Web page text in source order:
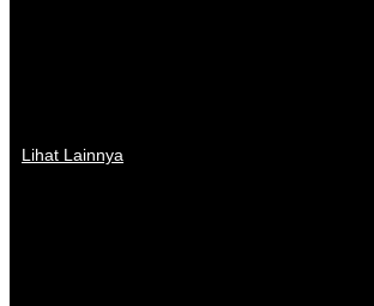
Lihat Lainnya